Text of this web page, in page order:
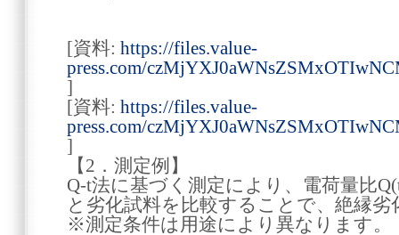
[資料: https://files.value-
press.com/
]
[資料: https://files.value-
press.com/
]
【2．測定例】
Q-t法に基づく測定により、電荷量比
と劣化試料を比較することで、絶縁
※測定条件は用途により異なります。